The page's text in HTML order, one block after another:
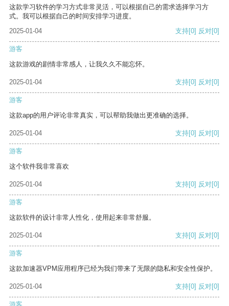
这款学习软件的学习方式非常灵活，可以根据自己的需求选择学习方
式。我可以根据自己的时间安排学习进度。
2025-01-04
支持[0] 反对[0]
游客
这款游戏的剧情非常感人，让我久久不能忘怀。
2025-01-04 支持[0] 反对[0]
游客
这款app的用户评论非常真实，可以帮助我做出更准确的选择。
2025-01-04 支持[0] 反对[0]
游客
这个软件我非常喜欢
2025-01-04 支持[0] 反对[0]
游客
这款软件的设计非常人性化，使用起来非常舒服。
2025-01-04 支持[0] 反对[0]
游客
这款加速器VPM应用程序已经为我们带来了无限的隐私和安全性保护。
2025-01-04 支持[0] 反对[0]
游客